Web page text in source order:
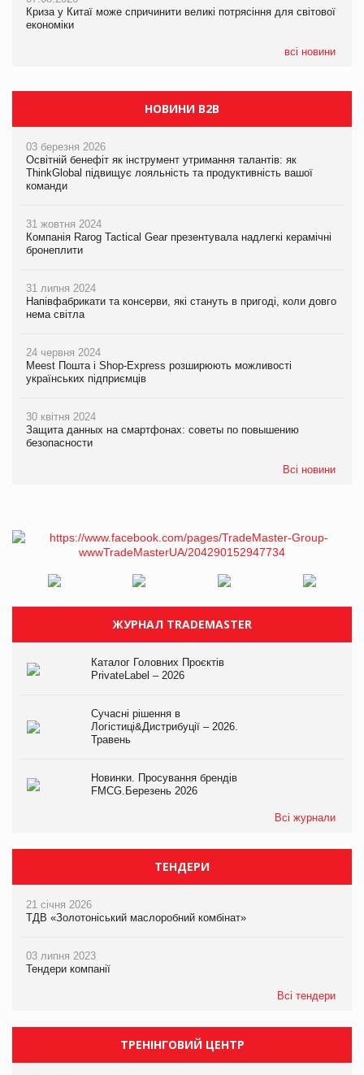
Криза у Китаї може спричинити великі потрясіння для світової
економіки
всі новини
Криза у Китаї може спричинити великі потрясіння для світової
економіки
Kraft Heinz скоротила збиток у першому півріччі
НОВИНИ B2B
03 березня 2026
Освітній бенефіт як інструмент утримання талантів: як
ThinkGlobal підвищує лояльність та продуктивність вашої
команди
31 жовтня 2024
Компанія Rarog Tactical Gear презентувала надлегкі керамічні
бронеплити
31 липня 2024
Напівфабрикати та консерви, які стануть в пригоді, коли довго
нема світла
24 червня 2024
Meest Пошта і Shop-Express розширюють можливості
українських підприємців
30 квітня 2024
Защита данных на смартфонах: советы по повышению
безопасности
Всі новини
ЖУРНАЛ TRADEMASTER
Каталог Головних Проєктів
PrivateLabel – 2026
Сучасні рішення в
Логістиці&Дистрибуції – 2026.
Травень
Новинки. Просування брендів
FMCG.Березень 2026
Всі журнали
ТЕНДЕРИ
21 січня 2026
ТДВ «Золотоніський маслоробний комбінат»
03 липня 2023
Тендери компанії
Всі тендери
ТРЕНІНГОВИЙ ЦЕНТР